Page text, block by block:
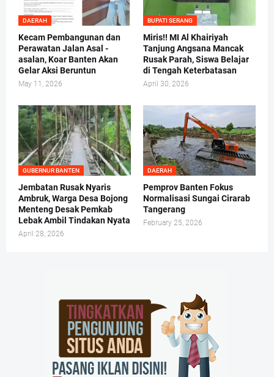
DAERAH
Kecam Pembangunan dan
Perawatan Jalan Asal -
asalan, Koar Banten Akan
Gelar Aksi Beruntun
May 11, 2026
BUPATI SERANG
Miris!! MI Al Khairiyah
Tanjung Angsana Mancak
Rusak Parah, Siswa Belajar
di Tengah Keterbatasan
April 30, 2026
GUBERNUR BANTEN
Jembatan Rusak Nyaris
Ambruk, Warga Desa Bojong
Menteng Desak Pemkab
Lebak Ambil Tindakan Nyata
April 28, 2026
DAERAH
Pemprov Banten Fokus
Normalisasi Sungai Cirarab
Tangerang
February 25, 2026